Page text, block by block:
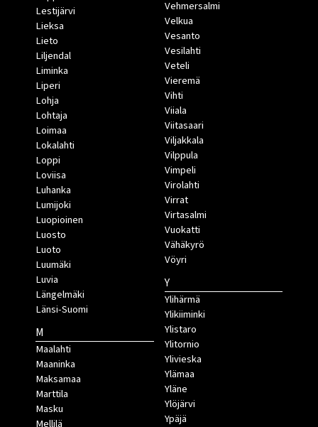
Lestijärvi
Lieksa
Lieto
Liljendal
Liminka
Liperi
Lohja
Lohtaja
Loimaa
Lokalahti
Loppi
Loviisa
Luhanka
Lumijoki
Luopioinen
Luosto
Luoto
Luumäki
Luvia
Längelmäki
Länsi-Suomi
M
Maalahti
Maaninka
Maksamaa
Marttila
Masku
Vehmersalmi
Velkua
Vesanto
Vesilahti
Veteli
Vieremä
Vihti
Viiala
Viitasaari
Viljakkala
Vilppula
Vimpeli
Virolahti
Virrat
Virtasalmi
Vuokatti
Vähäkyrö
Vöyri
Y
Ylihärmä
Ylikiiminki
Ylistaro
Ylitornio
Ylivieska
Ylämaa
Yläne
Ylöjärvi
Ypäjä